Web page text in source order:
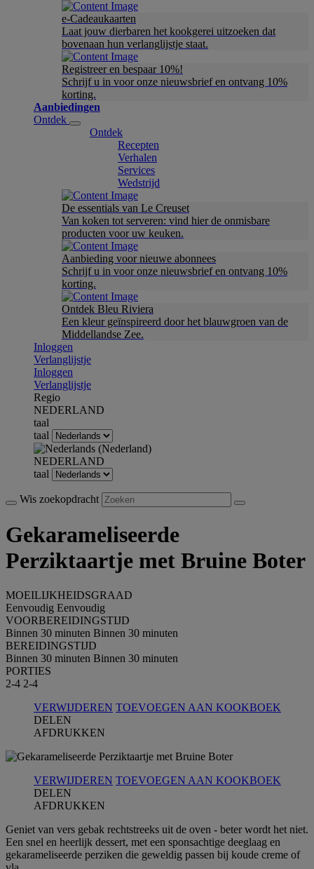
e-Cadeaukaarten
Laat jouw dierbaren het kookgerei uitzoeken dat
bovenaan hun verlanglijstje staat.
Registreer en bespaar 10%!
Schrijf u in voor onze nieuwsbrief en ontvang 10%
korting.
Aanbiedingen
Ontdek
Ontdek
Recepten
Verhalen
Services
Wedstrijd
De essentials van Le Creuset
Van koken tot serveren: vind hier de onmisbare
producten voor uw keuken.
Aanbieding voor nieuwe abonnees
Schrijf u in voor onze nieuwsbrief en ontvang 10%
korting.
Ontdek Bleu Riviera
Een kleur geïnspireerd door het blauwgroen van de
Middellandse Zee.
Inloggen
Verlanglijstje
Inloggen
Verlanglijstje
Regio
NEDERLAND
taal
taal
NEDERLAND
taal
Wis zoekopdracht
Gekarameliseerde
Perziktaartje met Bruine Boter
MOEILIJKHEIDSGRAAD
Eenvoudig Eenvoudig
VOORBEREIDINGSTIJD
Binnen 30 minuten Binnen 30 minuten
BEREIDINGSTIJD
Binnen 30 minuten Binnen 30 minuten
PORTIES
2-4 2-4
VERWIJDEREN TOEVOEGEN AAN KOOKBOEK
DELEN
AFDRUKKEN
VERWIJDEREN TOEVOEGEN AAN KOOKBOEK
DELEN
AFDRUKKEN
Geniet van vers gebak rechtstreeks uit de oven - beter wordt het niet.
Een snel en heerlijk dessert, met een sponsachtige deeglaag en
gekarameliseerde perziken die geweldig passen bij koude creme of